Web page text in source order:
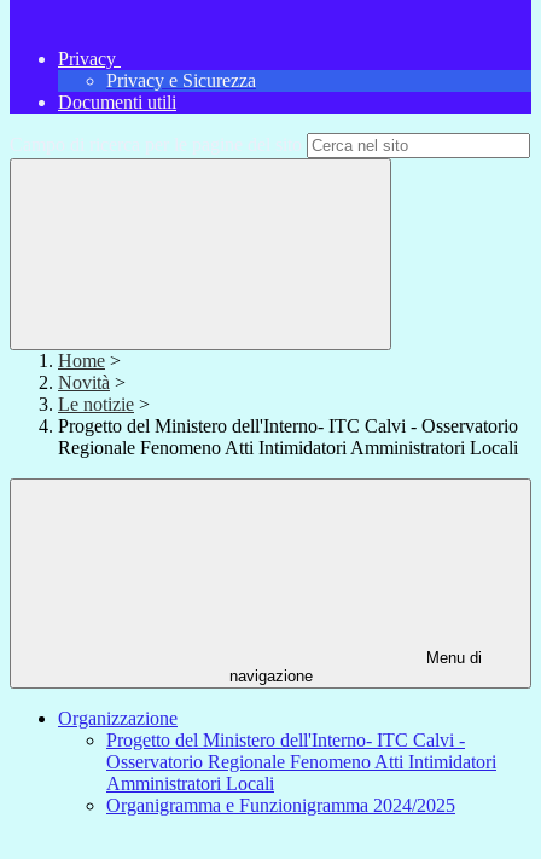
Privacy
Privacy e Sicurezza
Documenti utili
Campo di ricerca per le pagine del sito
Home >
Novità >
Le notizie >
Progetto del Ministero dell'Interno- ITC Calvi - Osservatorio
Regionale Fenomeno Atti Intimidatori Amministratori Locali
Menu di
navigazione
Organizzazione
Progetto del Ministero dell'Interno- ITC Calvi -
Osservatorio Regionale Fenomeno Atti Intimidatori
Amministratori Locali
Organigramma e Funzionigramma 2024/2025